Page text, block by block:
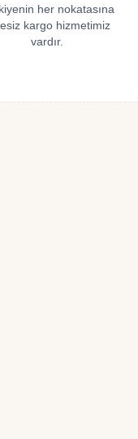
her nokatasına
kargo hizmetimiz
vardır.